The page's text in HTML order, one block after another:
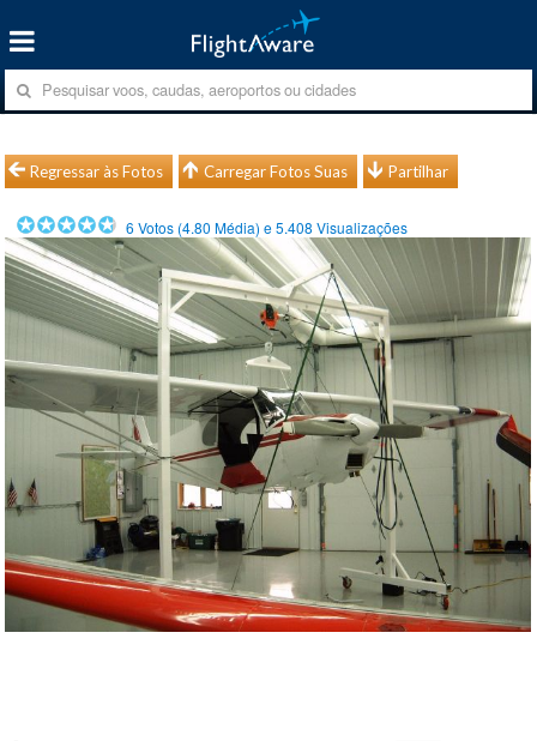
Regressar às Fotos Carregar Fotos Suas Partilhar
6 Votos (4.80 Média) e5.408 Visualizações